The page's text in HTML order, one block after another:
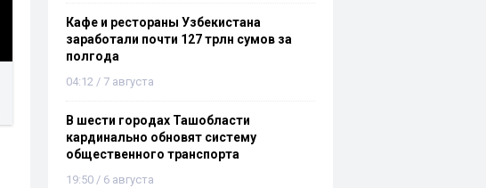
Кафе и рестораны Узбекистана
заработали почти 127 трлн сумов за
полгода
04:12 / 7 августа
В шести городах Ташобласти
кардинально обновят систему
общественного транспорта
19:50 / 6 августа